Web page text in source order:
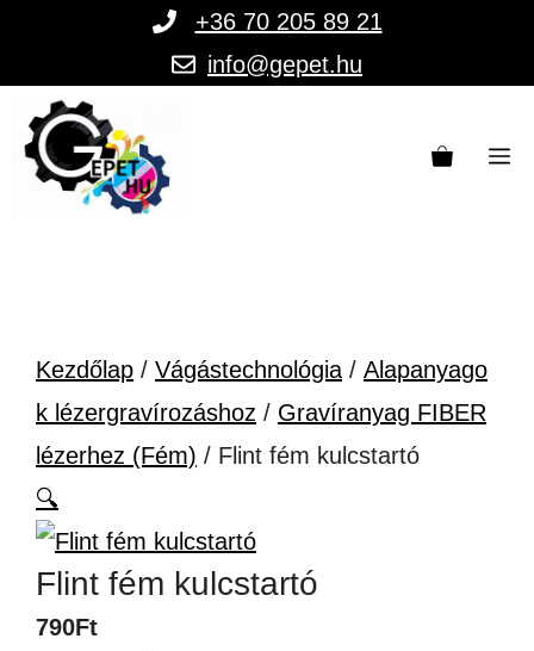
tartalomba
+36 70 205 89 21
info@gepet.hu
Kezdőlap / Vágástechnológia / Alapanyago
k lézergravírozáshoz / Gravíranyag FIBER
lézerhez (Fém) / Flint fém kulcstartó
🔍
Flint fém kulcstartó
790Ft